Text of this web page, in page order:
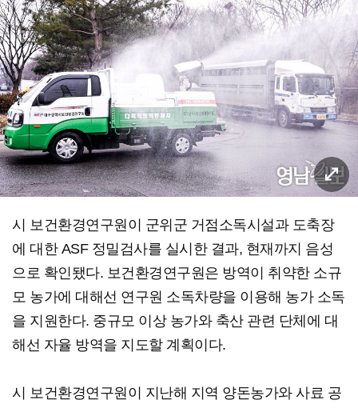
시 보건환경연구원이 군위군 거점소독시설과 도축장
에 대한 ASF 정밀검사를 실시한 결과, 현재까지 음성
으로 확인됐다. 보건환경연구원은 방역이 취약한 소규
모 농가에 대해선 연구원 소독차량을 이용해 농가 소독
을 지원한다. 중규모 이상 농가와 축산 관련 단체에 대
해선 자율 방역을 지도할 계획이다.
시 보건환경연구원이 지난해 지역 양돈농가와 사료 공